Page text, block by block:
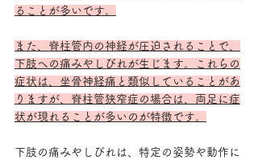
ることが多いです。
また、脊柱管内の神経が圧迫されることで、
下肢への痛みやしびれが生じます。これらの
症状は、坐骨神経痛と類似していることがあ
りますが、脊柱管狭窄症の場合は、両足に症
状が現れることが多いのが特徴です。
下肢の痛みやしびれは、特定の姿勢や動作に